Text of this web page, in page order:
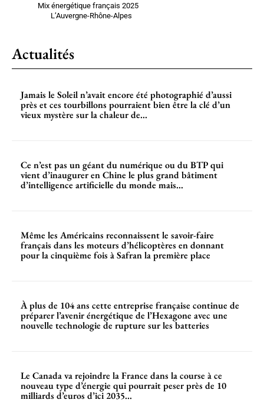
Mix énergétique français 2025
L’Auvergne-Rhône-Alpes
Actualités
Jamais le Soleil n’avait encore été photographié d’aussi
près et ces tourbillons pourraient bien être la clé d’un
vieux mystère sur la chaleur de...
Ce n’est pas un géant du numérique ou du BTP qui
vient d’inaugurer en Chine le plus grand bâtiment
d’intelligence artificielle du monde mais...
Même les Américains reconnaissent le savoir-faire
français dans les moteurs d’hélicoptères en donnant
pour la cinquième fois à Safran la première place
À plus de 104 ans cette entreprise française continue de
préparer l’avenir énergétique de l’Hexagone avec une
nouvelle technologie de rupture sur les batteries
Le Canada va rejoindre la France dans la course à ce
nouveau type d’énergie qui pourrait peser près de 10
milliards d’euros d’ici 2035...